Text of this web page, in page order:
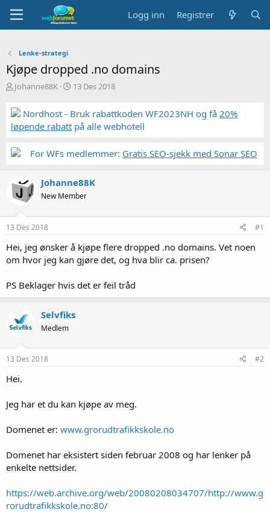
Logg inn Registrer
Lenke-strategi
Kjøpe dropped .no domains
T
å
d
s
a
e
r
Johanne88K
S
r
a
13 Des 2018
Nordhost - Bruk rabattkoden WF2023NH og få 20%
løpende rabatt på alle webhotell
For WFs medlemmer: Gratis SEO-sjekk med Sonar SEO
Johanne88K
New Member
13 Des 2018 #1
Hei, jeg ønsker å kjøpe flere dropped .no domains. Vet noen
om hvor jeg kan gjøre det, og hva blir ca. prisen?
PS Beklager hvis det er feil tråd
Selvfiks
Medlem
13 Des 2018 #2
Hei.
Jeg har et du kan kjøpe av meg.
Domenet er: www.grorudtrafikkskole.no
Domenet har eksistert siden februar 2008 og har lenker på
enkelte nettsider.
https://web.archive.org/web/20080208034707/http://www.g
rorudtrafikkskole.no:80/